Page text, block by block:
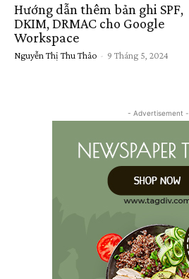
Hướng dẫn thêm bản ghi SPF,
DKIM, DRMAC cho Google
Workspace
Nguyễn Thị Thu Thảo - 9 Tháng 5, 2024
- Advertisement -